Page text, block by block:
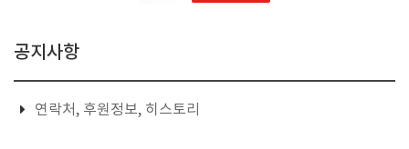
공지사항
연락처, 후원정보, 히스토리